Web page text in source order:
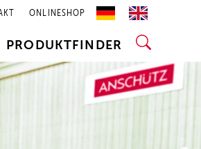
ONLINESHOP
PRODUKTFINDER